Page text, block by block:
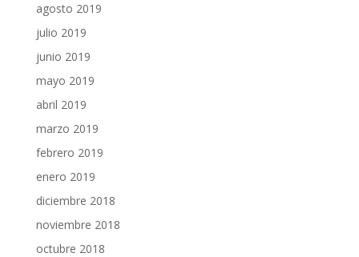
agosto 2019
julio 2019
junio 2019
mayo 2019
abril 2019
marzo 2019
febrero 2019
enero 2019
diciembre 2018
noviembre 2018
octubre 2018